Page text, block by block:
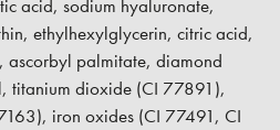
acid, sodium hyaluronate,
ethylhexylglycerin, citric acid,
ascorbyl palmitate, diamond
titanium dioxide (CI 77891),
iron oxides (CI 77491, CI